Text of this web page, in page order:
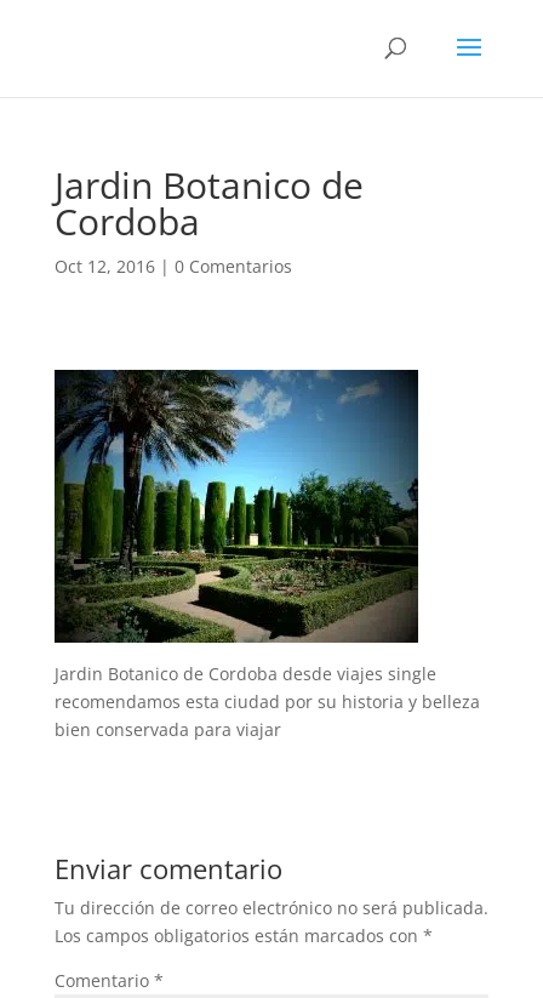
Jardin Botanico de
Cordoba
Oct 12, 2016| 0 Comentarios
Jardin Botanico de Cordoba desde viajes single
recomendamos esta ciudad por su historia y belleza
bien conservada para viajar
Enviar comentario
Tu dirección de correo electrónico no será publicada.
Los campos obligatorios están marcados con *
Comentario *